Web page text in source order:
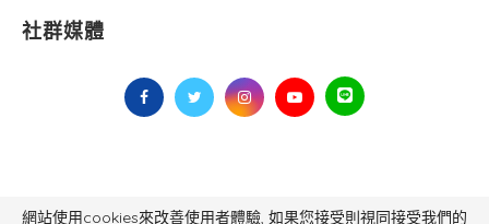
社群媒體
毅傳媒控股股份有限公司 版權所有，非經授權，不得轉載 All Right Reserved.
網站使用cookies來改善使用者體驗, 如果您接受則視同接受我們的